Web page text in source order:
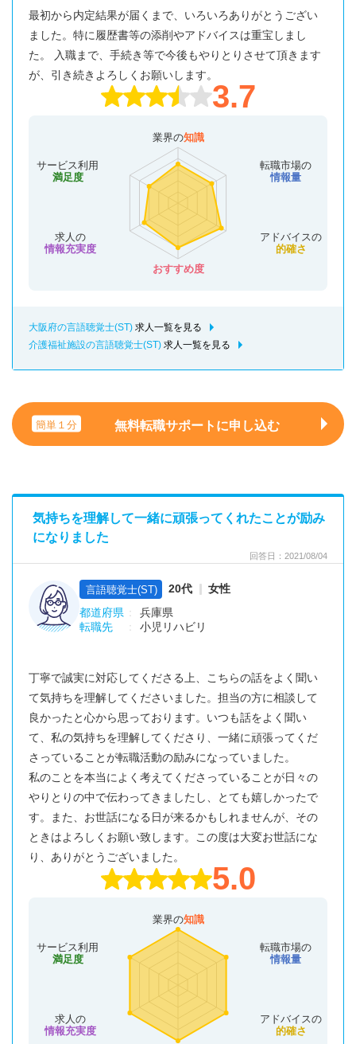
最初から内定結果が届くまで、いろいろありがとうござい
ました。特に履歴書等の添削やアドバイスは重宝しまし
た。 入職まで、手続き等で今後もやりとりさせて頂きます
が、引き続きよろしくお願いします。
3.7
業界の知識
転職市場の
情報量
アドバイスの
的確さ
おすすめ度
サービス利用
満足度
求人の
情報充実度
大阪府の言語聴覚士(ST) 求人一覧を見る
介護福祉施設の言語聴覚士(ST) 求人一覧を見る
簡単１分 無料転職サポートに申し込む
回答日：2021/08/04
気持ちを理解して一緒に頑張ってくれたことが励み
になりました
言語聴覚士(ST) 20代
女性
都道府県
兵庫県
転職先
小児リハビリ
丁寧で誠実に対応してくださる上、こちらの話をよく聞い
て気持ちを理解してくださいました。担当の方に相談して
良かったと心から思っております。いつも話をよく聞い
て、私の気持ちを理解してくださり、一緒に頑張ってくだ
さっていることが転職活動の励みになっていました。
私のことを本当によく考えてくださっていることが日々の
やりとりの中で伝わってきましたし、とても嬉しかったで
す。また、お世話になる日が来るかもしれませんが、その
ときはよろしくお願い致します。この度は大変お世話にな
り、ありがとうございました。
5.0
業界の知識
転職市場の
情報量
アドバイスの
的確さ
サービス利用
満足度
求人の
情報充実度